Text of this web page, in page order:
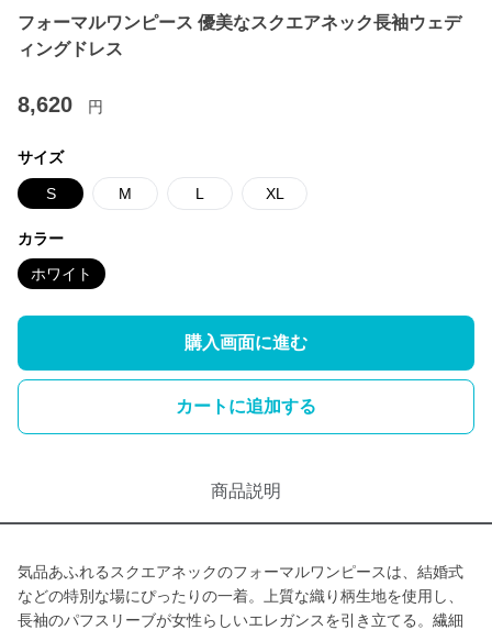
フォーマルワンピース 優美なスクエアネック長袖ウェデ
ィングドレス
8,620 円
サイズ
S M L XL
カラー
ホワイト
購入画面に進む
カートに追加する
商品説明
気品あふれるスクエアネックのフォーマルワンピースは、結婚式
などの特別な場にぴったりの一着。上質な織り柄生地を使用し、
長袖のパフスリーブが女性らしいエレガンスを引き立てる。繊細